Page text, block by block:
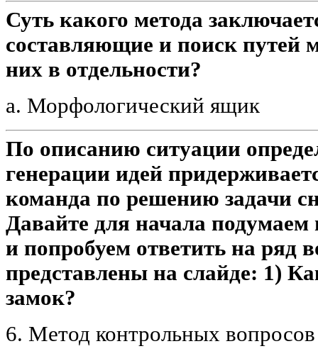
Суть какого метода
составляющие и поиск путей
них в отдельности?
a. Морфологический ящик
По описанию ситуации
генерации идей
команда по решению задачи
Давайте для начала
и попробуем ответить на ряд
представлены на слайде: 1)
замок?
6. Метод контрольных вопросов